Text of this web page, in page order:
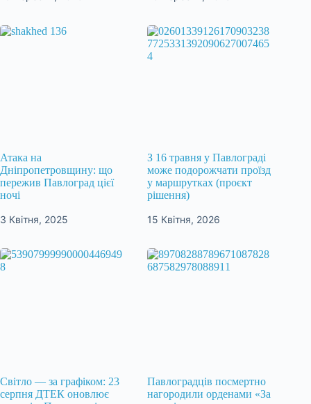
Атака на
Дніпропетровщину: що
пережив Павлоград цієї
ночі
3 Квітня, 2025
З 16 травня у Павлограді
може подорожчати проїзд
у маршрутках (проєкт
рішення)
15 Квітня, 2026
Світло — за графіком: 23
серпня ДТЕК оновлює
Павлоградців посмертно
нагородили орденами «За